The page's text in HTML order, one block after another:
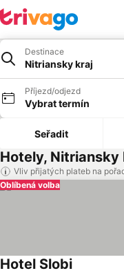
Destinace
Nitriansky kraj
Příjezd/odjezd
Vybrat termín
Seřadit
Hotely,
Vliv přijatých plateb na
Oblíbená volba
Hotel Slobi